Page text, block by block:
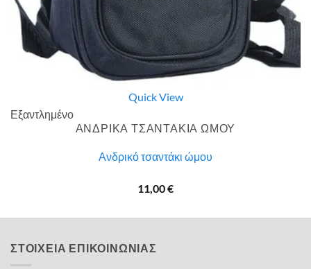
Quick View
Εξαντλημένο
ΑΝΔΡΙΚΑ ΤΣΑΝΤΑΚΙΑ ΩΜΟΥ
Ανδρικό τσαντάκι ώμου
11,00€
ΣΤΟΙΧΕΙΑ ΕΠΙΚΟΙΝΩΝΙΑΣ